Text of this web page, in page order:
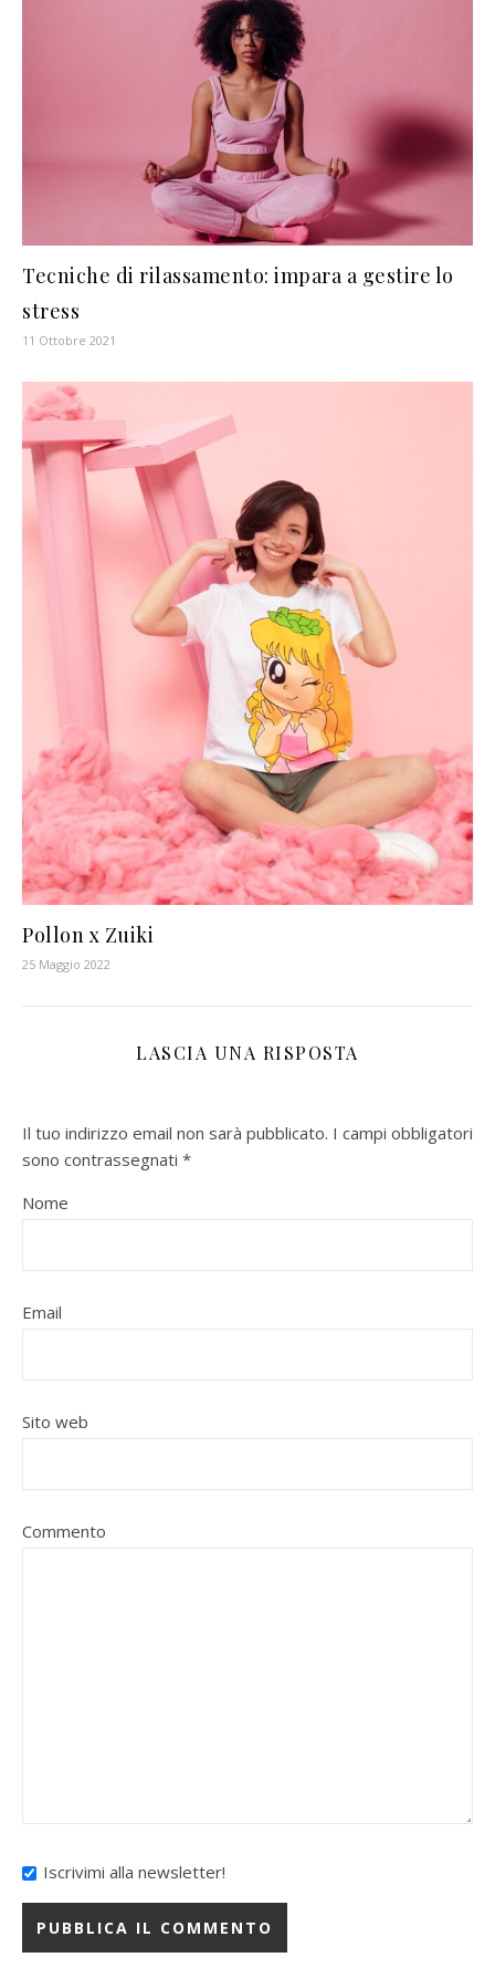
Tecniche di rilassamento: impara a gestire lo
stress
11 Ottobre 2021
Pollon x Zuiki
25 Maggio 2022
LASCIA UNA RISPOSTA
Il tuo indirizzo email non sarà pubblicato. I campi obbligatori
sono contrassegnati *
Nome
Email
Sito web
Commento
Iscrivimi alla newsletter!